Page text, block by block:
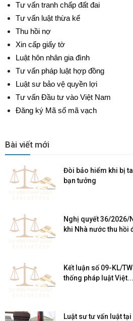
Tư vấn tranh chấp đất đai
Tư vấn luật thừa kế
Thu hồi nợ
Xin cấp giấy tờ
Luật hôn nhân gia đình
Tư vấn pháp luật hợp đồng
Luật sư bảo vệ quyền lợi
Tư vấn Đầu tư vào Việt Nam
Đăng ký Mã số mã vạch
Bài viết mới
Đòi bảo hiểm khi bị
bạn tưởng
Nghị quyết 36/2026/
khi Nhà nước thu hồi
Kết luận số 09-KL/
thống pháp luật Việt...
Luật sư tư vấn luật